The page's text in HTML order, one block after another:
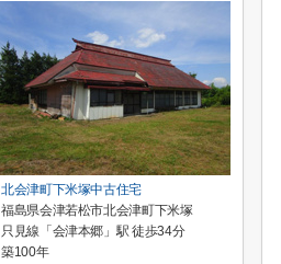
北会津町下米塚中古住宅
福島県会津若松市北会津町下米塚
只見線「会津本郷」駅 徒歩34分
築100年